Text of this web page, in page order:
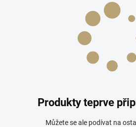
Produkty teprve
Můžete se ale podívat na